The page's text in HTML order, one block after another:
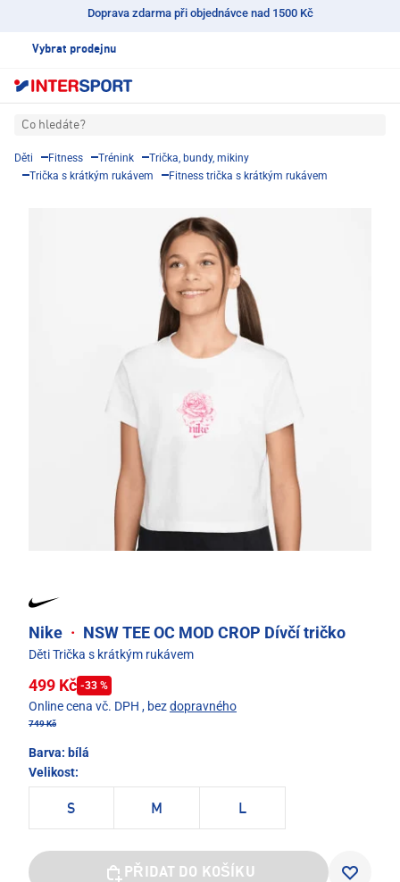
Doprava zdarma při objednávce nad 1500 Kč
Vybrat prodejnu
Co hledáte?
Děti Fitness Trénink
Trička, bundy, mikiny
Trička s krátkým rukávem
Fitness trička s krátkým rukávem
Nike · NSW TEE OC MOD CROP Dívčí tričko
Děti Trička s krátkým rukávem
499 Kč -33 %
Online cena vč. DPH , bezdopravného
749 Kč
Barva: bílá
Velikost:
S M L
PŘIDAT DO KOŠÍKU